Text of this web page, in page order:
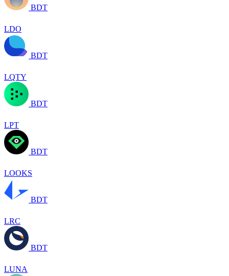
BDT
LDO
BDT
LQTY
BDT
LPT
BDT
LOOKS
BDT
LRC
BDT
LUNA